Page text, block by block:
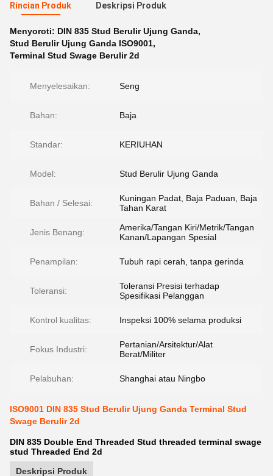
Rincian Produk Deskripsi Produk
Menyoroti: DIN 835 Stud Berulir Ujung Ganda,
Stud Berulir Ujung Ganda ISO9001,
Terminal Stud Swage Berulir 2d
Menyelesaikan: Seng
Bahan: Baja
Standar: KERIUHAN
Model: Stud Berulir Ujung Ganda
Bahan / Selesai:
Kuningan Padat, Baja Paduan, Baja
Tahan Karat
Jenis Benang:
Amerika/Tangan Kiri/Metrik/Tangan
Kanan/Lapangan Spesial
Penampilan: Tubuh rapi cerah, tanpa gerinda
Toleransi:
Toleransi Presisi terhadap
Spesifikasi Pelanggan
Kontrol kualitas: Inspeksi 100% selama produksi
Fokus Industri:
Pertanian/Arsitektur/Alat
Berat/Militer
Pelabuhan: Shanghai atau Ningbo
ISO9001 DIN 835 Stud Berulir Ujung Ganda Terminal Stud
Swage Berulir 2d
DIN 835 Double End Threaded Stud threaded terminal swage
stud Threaded End 2d
Deskripsi Produk